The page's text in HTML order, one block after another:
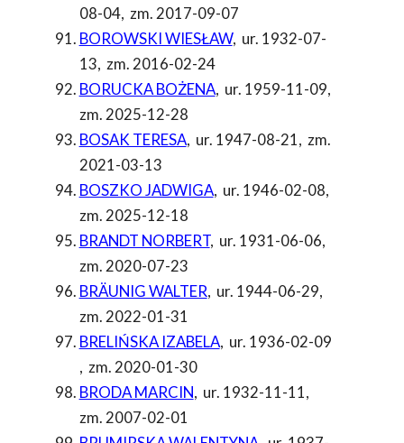
08-04, zm. 2017-09-07
BOROWSKI WIESŁAW, ur. 1932-07-
13, zm. 2016-02-24
BORUCKA BOŻENA, ur. 1959-11-09,
zm. 2025-12-28
BOSAK TERESA, ur. 1947-08-21, zm.
2021-03-13
BOSZKO JADWIGA, ur. 1946-02-08,
zm. 2025-12-18
BRANDT NORBERT, ur. 1931-06-06,
zm. 2020-07-23
BRÄUNIG WALTER, ur. 1944-06-29,
zm. 2022-01-31
BRELIŃSKA IZABELA, ur. 1936-02-09
, zm. 2020-01-30
BRODA MARCIN, ur. 1932-11-11,
zm. 2007-02-01